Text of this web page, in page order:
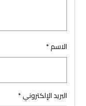
الاسم*
البريد الإلكتروني*